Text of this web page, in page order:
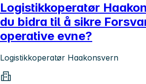
Logistikkoperatør
du bidra til å sikre
operative evne?
Logistikkoperatør Haakonsvern